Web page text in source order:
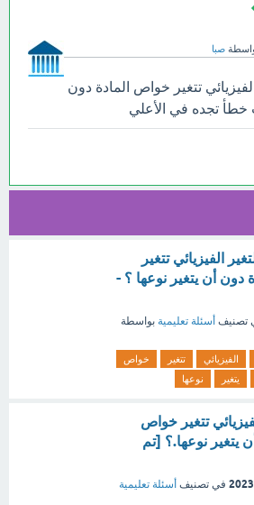
صبا
تتغير خواص المادة دون
خطأ تجده في الأعلي
الفيزيائي تتغير
دون أن يتغير نوعها ؟ -
تصنيف أسئلة تعليمية بواسطة
الفيزيائي تتغير
خواص
يتغير نوعها
تتغير خواص
يتغير نوعها.؟ [تم
في تصنيف أسئلة تعليمية